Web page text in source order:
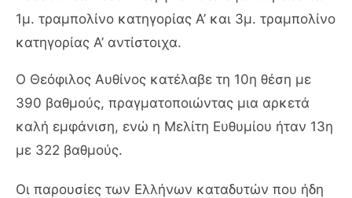
1μ. τραμπολίνο κατηγορίας Α’ και 3μ. τραμπολίνο
κατηγορίας Α’ αντίστοιχα.
Ο Θεόφιλος Αυθίνος κατέλαβε τη 10η θέση με
390 βαθμούς, πραγματοποιώντας μια αρκετά
καλή εμφάνιση, ενώ η Μελίτη Ευθυμίου ήταν 13η
με 322 βαθμούς.
Οι παρουσίες των Ελλήνων καταδυτών που ήδη